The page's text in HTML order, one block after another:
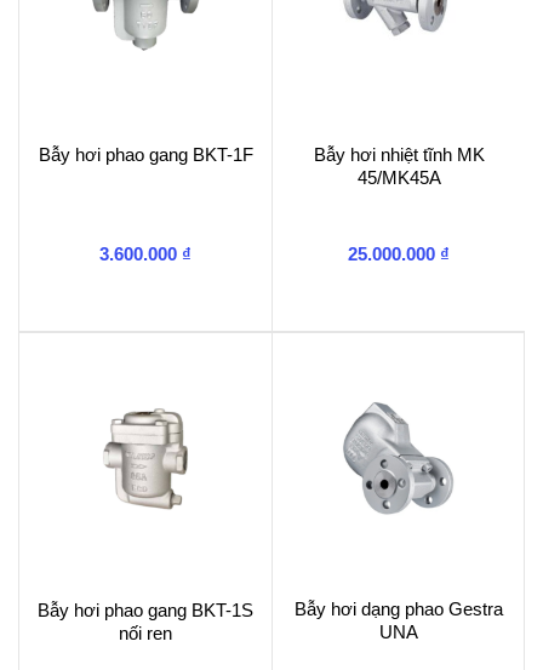
Bẫy hơi phao gang BKT-1F
3.600.000 ₫
Bẫy hơi nhiệt tĩnh MK
45/MK45A
25.000.000 ₫
Bẫy hơi phao gang BKT-1S
nối ren
Bẫy hơi dạng phao Gestra
UNA